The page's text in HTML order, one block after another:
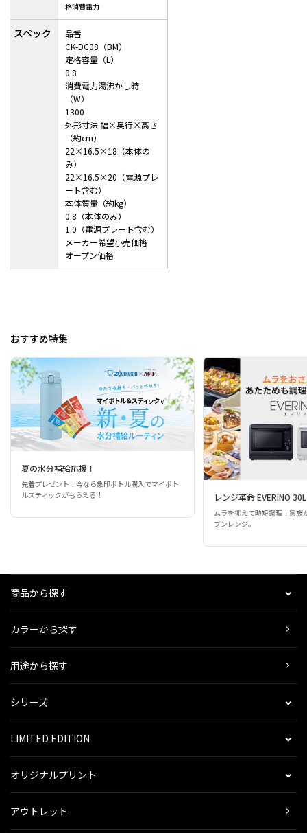
スペック
格消費電力
品番
CK-DC08（BM）
定格容量（L）
0.8
消費電力湯沸かし時
（W）
1300
外形寸法 幅×奥行×高さ
（約cm）
22×16.5×18（本体の
み）
22×16.5×20（電源プレ
ート含む）
本体質量（約kg）
0.8（本体のみ）
1.0（電源プレート含む）
メーカー希望小売価格
オープン価格
おすすめ特集
夏の水分補給応援！
先着プレゼント！今なら象印ボトル購入でマイボト
ルスティックがもらえる！
レンジ革命 EVERINO 30L
ムラを抑えて時短調理！家族
ブンレンジ。
商品から探す
カラーから探す
用途から探す
シリーズ
LIMITED EDITION
オリジナルプリント
アウトレット